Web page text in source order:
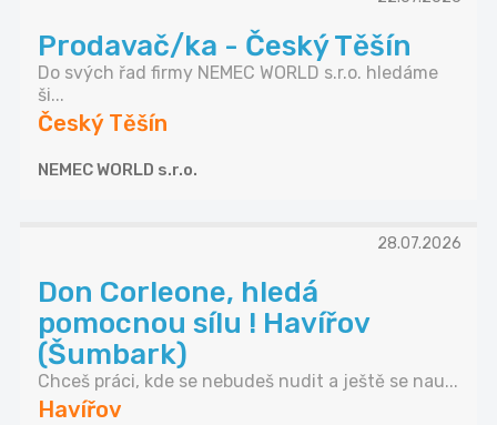
Prodavač/ka - Český Těšín
Do svých řad firmy NEMEC WORLD s.r.o. hledáme
ši...
Český Těšín
NEMEC WORLD s.r.o.
28.07.2026
Don Corleone, hledá
pomocnou sílu ! Havířov
(Šumbark)
Chceš práci, kde se nebudeš nudit a ještě se nau...
Havířov